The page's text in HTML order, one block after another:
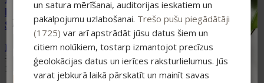
bumba Smiltsērkšķis, Roku krēms Anti-Ageing
Smiltsērkšķis
Dāvanu komplekti
16,99
Original price was: 16,99 €.13,59€Current price is:
13,59 €.
un satura mērīšanai, auditorijas ieskatiem un
pakalpojumu uzlabošanai. Trešo pušu piegādātāji
(1725) var arī apstrādāt jūsu datus šiem un
citiem nolūkiem, tostarp izmantojot precīzus
ģeolokācijas datus un ierīces raksturlielumus. Jūs
varat jebkurā laikā pārskatīt un mainīt savas
atlaidi savam pirmajam pasūtījumam.
Atlaide summējas ar esošajiem piedāvājumiem
pirkumiem virs 25 €